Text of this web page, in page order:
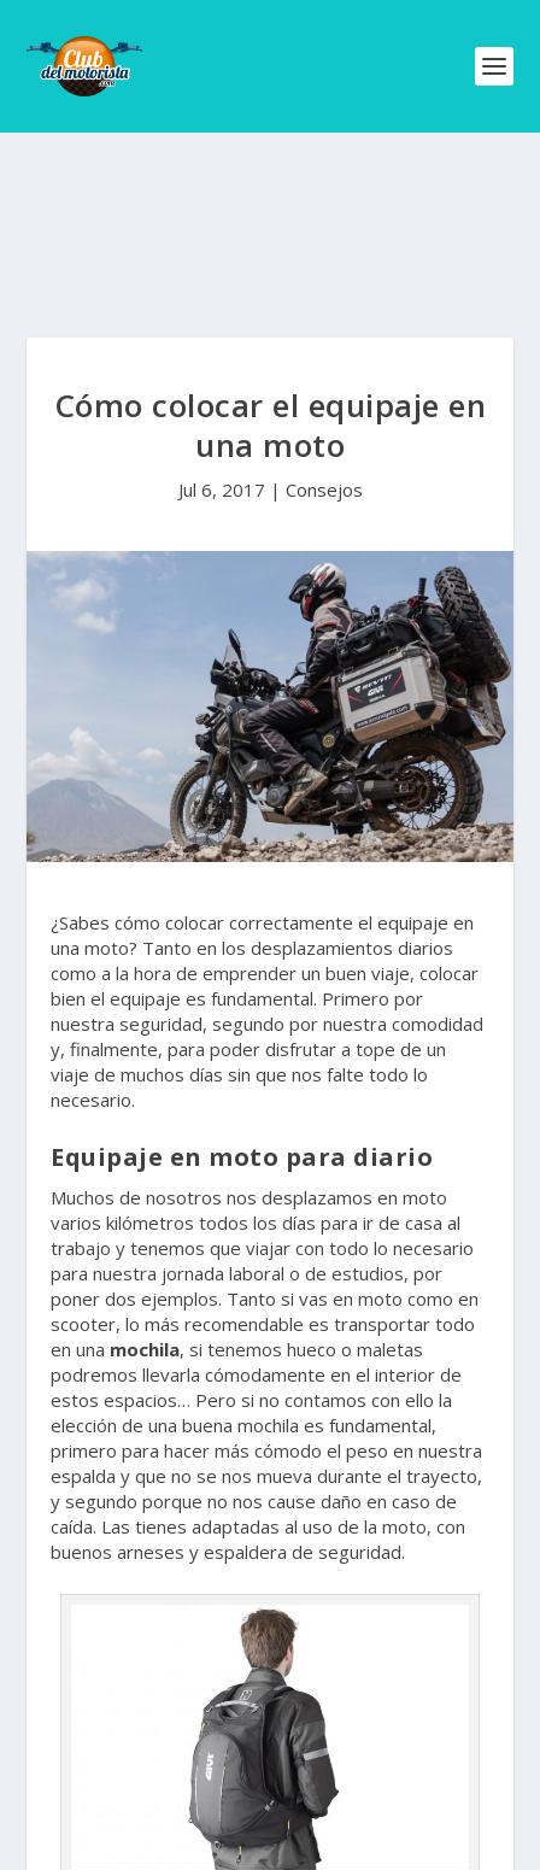
Cómo colocar el equipaje en
una moto
Jul 6, 2017 | Consejos
¿Sabes cómo colocar correctamente el equipaje en
una moto? Tanto en los desplazamientos diarios
como a la hora de emprender un buen viaje, colocar
bien el equipaje es fundamental. Primero por
nuestra seguridad, segundo por nuestra comodidad
y, finalmente, para poder disfrutar a tope de un
viaje de muchos días sin que nos falte todo lo
necesario.
Equipaje en moto para diario
Muchos de nosotros nos desplazamos en moto
varios kilómetros todos los días para ir de casa al
trabajo y tenemos que viajar con todo lo necesario
para nuestra jornada laboral o de estudios, por
poner dos ejemplos. Tanto si vas en moto como en
scooter, lo más recomendable es transportar todo
en una mochila, si tenemos hueco o maletas
podremos llevarla cómodamente en el interior de
estos espacios… Pero si no contamos con ello la
elección de una buena mochila es fundamental,
primero para hacer más cómodo el peso en nuestra
espalda y que no se nos mueva durante el trayecto,
y segundo porque no nos cause daño en caso de
caída. Las tienes adaptadas al uso de la moto, con
buenos arneses y espaldera de seguridad.